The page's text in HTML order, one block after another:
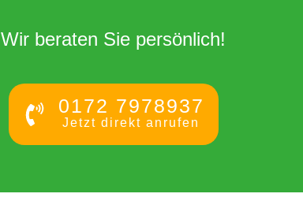
Wir beraten Sie persönlich!
0172 7978937
Jetzt direkt anrufen